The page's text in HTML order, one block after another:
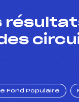
Fond Populaire